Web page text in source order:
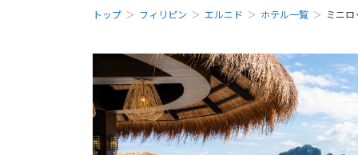
中近東・トルコ
アジア
ロシア・中央アジア
アメリカ・カナダ
ドイツ
ベルギー
スイス
ポーランド
スウェー
お得な旅
目的
年末年始
トップ フィリピン エルニド ホテル一覧 ミニ